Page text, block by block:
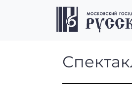
Перейти к содержимому
Перейти к футеру